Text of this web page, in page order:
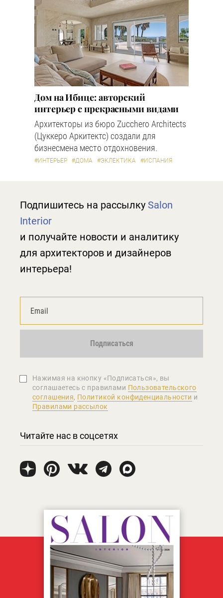
Дом на Ибице: авторский
интерьер с прекрасными видами
Архитекторы из бюро Zucchero Architects
(Цуккеро Аркитектс) создали для
бизнесмена место отдохновения.
#ИНТЕРЬЕР #ДОМА #ЭКЛЕКТИКА #ИСПАНИЯ
Подпишитесь на рассылку Salon
Interior
и получайте новости и аналитику
для архитекторов и дизайнеров
интерьера!
Подписаться
Нажимая на кнопку «Подписаться», вы
соглашаетеcь с правилами Пользовательского
соглашения, Политикой конфиденциальности и
Правилами рассылок
Читайте нас в соцсетях